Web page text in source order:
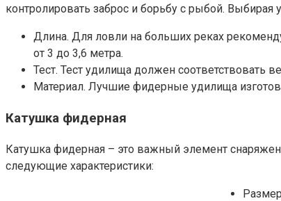
контролировать заброс и борьбу с рыбой.
Длина. Для ловли на больших реках
от 3 до 3,6 метра.
Тест. Тест удилища должен
Материал. Лучшие фидерные удилища
Катушка фидерная
Катушка фидерная – это важный элемент
следующие характеристики: